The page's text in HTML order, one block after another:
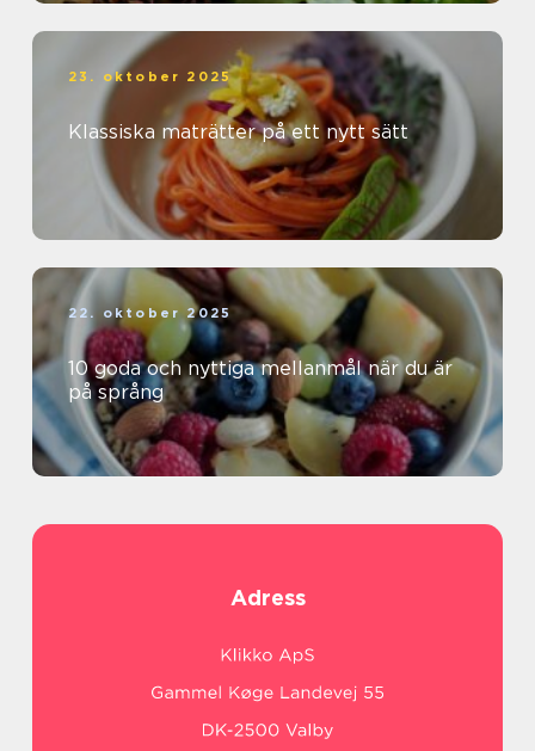
23. oktober 2025
Klassiska maträtter på ett nytt sätt
22. oktober 2025
10 goda och nyttiga mellanmål när du är
på språng
Adress